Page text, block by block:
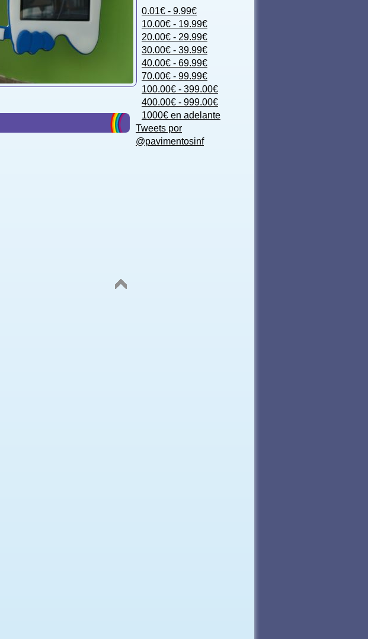
0.01€ - 9.99€
10.00€ - 19.99€
20.00€ - 29.99€
30.00€ - 39.99€
40.00€ - 69.99€
70.00€ - 99.99€
100.00€ - 399.00€
400.00€ - 999.00€
1000€ en adelante
Tweets por
@pavimentosinf